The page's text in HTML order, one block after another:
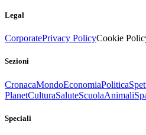
Legal
CorporatePrivacy PolicyCookie
Sezioni
CronacaMondoEconomiaPolitica
PlanetCulturaSaluteScuolaAnimali
Speciali